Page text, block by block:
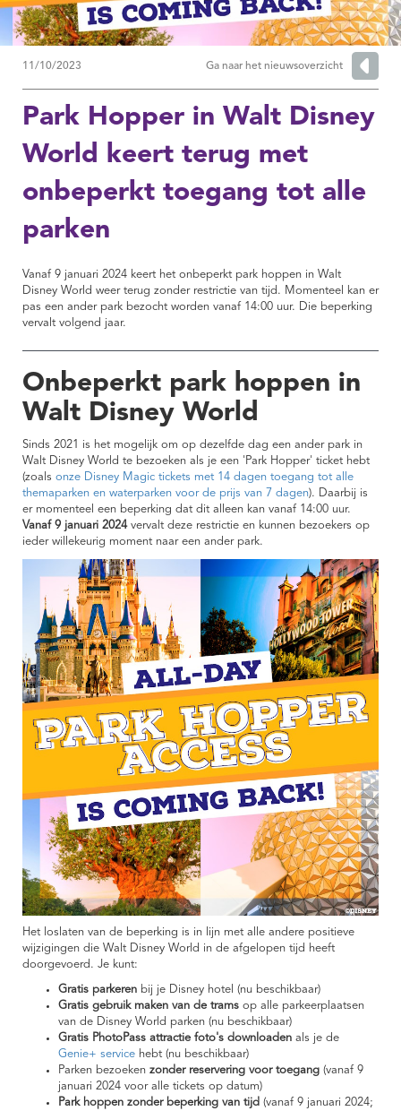
11/10/2023 Ga naar het nieuwsoverzicht
Park Hopper in Walt Disney
World keert terug met
onbeperkt toegang tot alle
parken
Vanaf 9 januari 2024 keert het onbeperkt park hoppen in Walt
Disney World weer terug zonder restrictie van tijd. Momenteel kan er
pas een ander park bezocht worden vanaf 14:00 uur. Die beperking
vervalt volgend jaar.
Onbeperkt park hoppen in
Walt Disney World
Sinds 2021 is het mogelijk om op dezelfde dag een ander park in
Walt Disney World te bezoeken als je een 'Park Hopper' ticket hebt
(zoals onze Disney Magic tickets met 14 dagen toegang tot alle
themaparken en waterparken voor de prijs van 7 dagen). Daarbij is
er momenteel een beperking dat dit alleen kan vanaf 14:00 uur.
Vanaf 9 januari 2024vervalt deze restrictie en kunnen bezoekers op
ieder willekeurig moment naar een ander park.
Het loslaten van de beperking is in lijn met alle andere positieve
wijzigingen die Walt Disney World in de afgelopen tijd heeft
doorgevoerd. Je kunt:
Gratis parkeren bij je Disney hotel (nu beschikbaar)
Gratis gebruik maken van de trams op alle parkeerplaatsen
van de Disney World parken (nu beschikbaar)
Gratis PhotoPass attractie foto's downloaden als je de
Genie+ service hebt (nu beschikbaar)
Parken bezoeken zonder reservering voor toegang (vanaf 9
januari 2024 voor alle tickets op datum)
Park hoppen zonder beperking van tijd (vanaf 9 januari 2024;